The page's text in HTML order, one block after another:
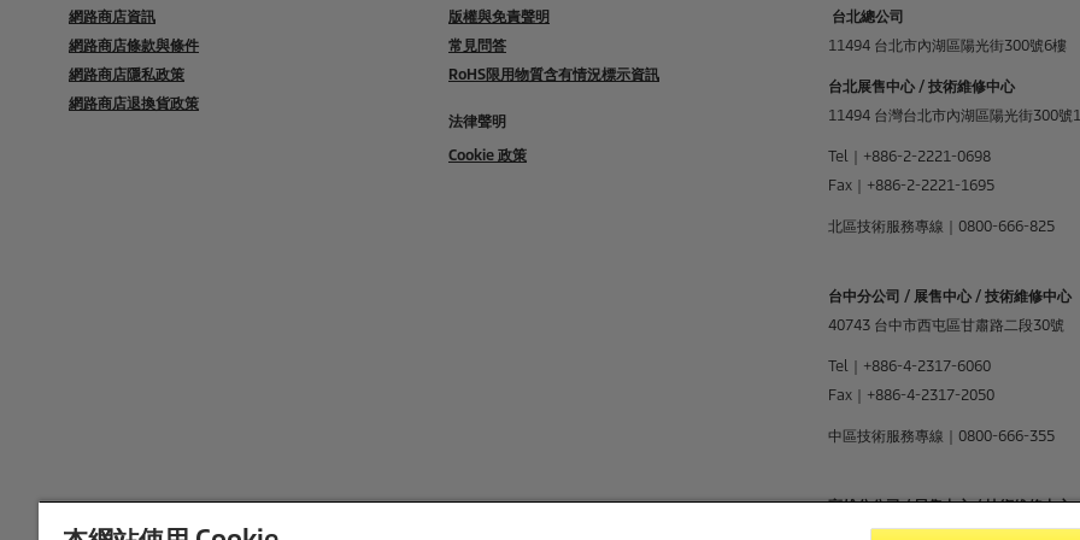
網路商店資訊
網路商店條款與條件
網路商店隱私政策
網路商店退換貨政策
版權與免責聲明
常見問答
RoHS限用物質含有情況標示資訊
法律聲明
Cookie 政策
台北總公司
11494 台北市內湖區陽光街300號6樓
台北展售中心 / 技術維修中心
11494 台灣台北市內湖區陽光街300號
Tel｜+886-2-2221-0698
Fax｜+886-2-2221-1695
北區技術服務專線｜0800-666-825
台中分公司 / 展售中心 / 技術維修中心
40743 台中市西屯區甘肅路二段30號
Tel｜+886-4-2317-6060
Fax｜+886-4-2317-2050
中區技術服務專線｜0800-666-355
高雄分公司 / 展售中心 / 技術維修中心
83048 高雄市鳳山區文安街15號